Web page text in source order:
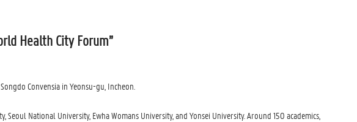
Health City Forum”
Convensia in Yeonsu-gu, Incheon.
National University, Ewha Womans University, and Yonsei University. Around 150 academics,